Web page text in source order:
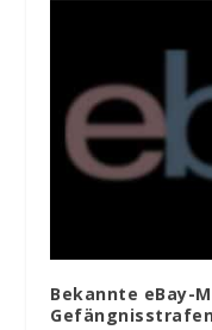
Bekannte eBay-